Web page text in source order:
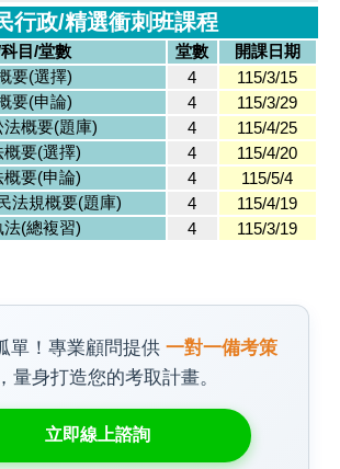
行政/精選衝刺班課程
目/堂數 堂數
開課日期
要(選擇)
4
115/3/15
要(申論)
4
115/3/29
概要(題庫)
4
115/4/25
概要(選擇)
4
115/4/20
概要(申論)
4
115/5/4
法規概要(題庫)
4
115/4/19
法(總複習)
4 115/3/19
單！專業顧問提供 一對一備考策
量身打造您的考取計畫。
立即線上諮詢